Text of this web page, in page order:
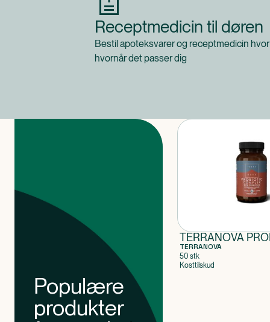
Receptmedicin til døren
Bestil apoteksvarer og receptmedicin
hvornår det passer dig
Populære
produkter
TERRANOVA
TERRANOVA
50 stk
Kosttilskud